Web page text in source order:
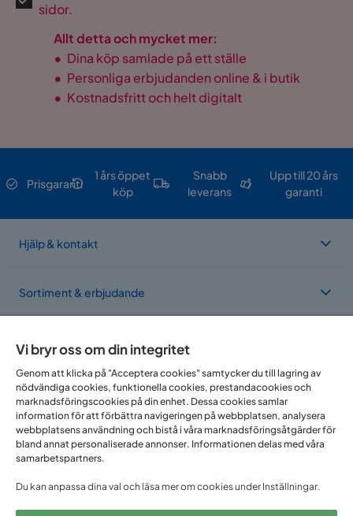
sidor.
Allt detta och mycket mer:
• Dina köp samlade på ett ställe
• Personliga erbjudanden online & i butik
• Kostnadsfritt och helt digitalt
Prisgaranti
1 års öppet
köp
Snabb
leverans
Upp till 20 års
garanti
Hjälp & kontakt
Sortiment & erbjudande
Om Trademax
Vi finns i flera länder
Vi bryr oss om din integritet
Genom att klicka på "Acceptera cookies" samtycker du till lagring av
nödvändiga cookies, funktionella cookies, prestandacookies och
marknadsföringscookies på din enhet. Dessa cookies samlar
information för att förbättra navigeringen på webbplatsen, analysera
webbplatsens användning och bistå i våra marknadsföringsåtgärder för
bland annat personaliserade annonser. Informationen delas med våra
samarbetspartners.
Du kan anpassa dina val och läsa mer om cookies under Inställningar.